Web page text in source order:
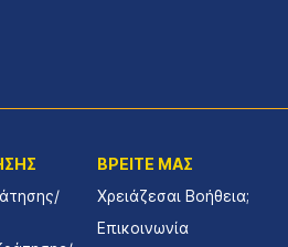
ΒΡΕΙΤΕ ΜΑΣ
Χρειάζεσαι Βοήθεια;
Επικοινωνία